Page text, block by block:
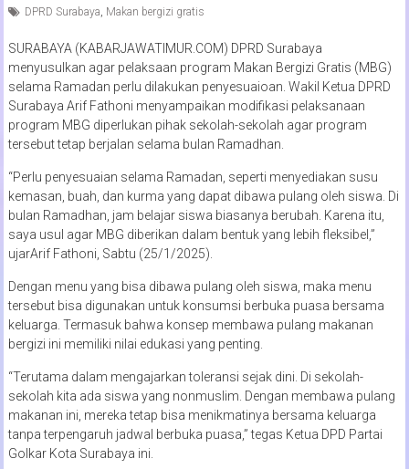
DPRD Surabaya, Makan bergizi gratis
SURABAYA (KABARJAWATIMUR.COM) DPRD Surabaya
menyusulkan agar pelaksaan program Makan Bergizi Gratis (MBG)
selama Ramadan perlu dilakukan penyesuaioan. Wakil Ketua DPRD
Surabaya Arif Fathoni menyampaikan modifikasi pelaksanaan
program MBG diperlukan pihak sekolah-sekolah agar program
tersebut tetap berjalan selama bulan Ramadhan.
“Perlu penyesuaian selama Ramadan, seperti menyediakan susu
kemasan, buah, dan kurma yang dapat dibawa pulang oleh siswa. Di
bulan Ramadhan, jam belajar siswa biasanya berubah. Karena itu,
saya usul agar MBG diberikan dalam bentuk yang lebih fleksibel,”
ujarArif Fathoni, Sabtu (25/1/2025).
Dengan menu yang bisa dibawa pulang oleh siswa, maka menu
tersebut bisa digunakan untuk konsumsi berbuka puasa bersama
keluarga. Termasuk bahwa konsep membawa pulang makanan
bergizi ini memiliki nilai edukasi yang penting.
“Terutama dalam mengajarkan toleransi sejak dini. Di sekolah-
sekolah kita ada siswa yang nonmuslim. Dengan membawa pulang
makanan ini, mereka tetap bisa menikmatinya bersama keluarga
tanpa terpengaruh jadwal berbuka puasa,” tegas Ketua DPD Partai
Golkar Kota Surabaya ini.